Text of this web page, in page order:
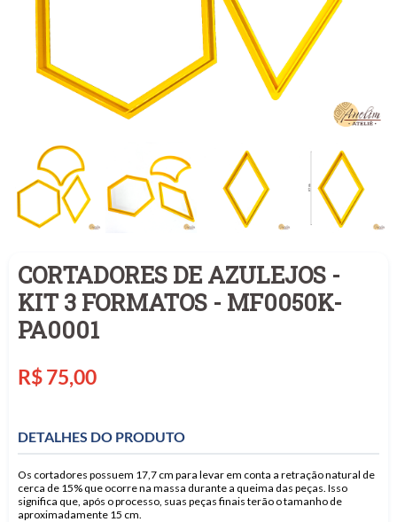
CORTADORES DE AZULEJOS -
KIT 3 FORMATOS - MF0050K-
PA0001
Preço
R$ 75,00
DETALHES DO PRODUTO
Os cortadores possuem 17,7 cm para levar em conta a retração natural de
cerca de 15% que ocorre na massa durante a queima das peças. Isso
significa que, após o processo, suas peças finais terão o tamanho de
aproximadamente 15 cm.